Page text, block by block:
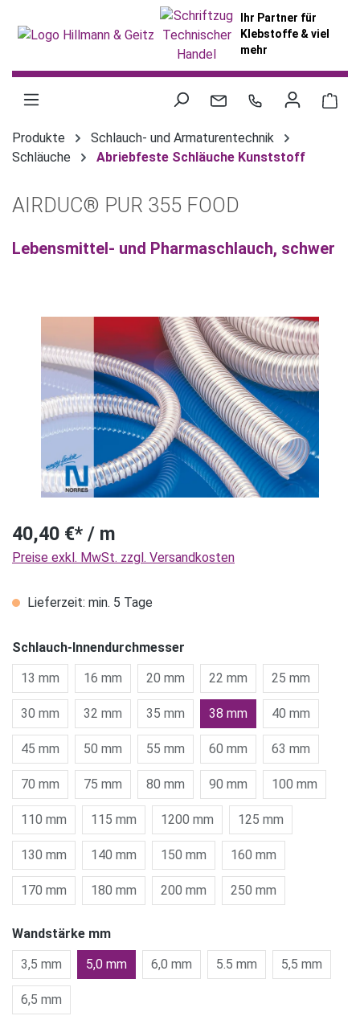
Ihr Partner für
Klebstoffe & viel
mehr
Produkte
Schlauch- und Armaturentechnik
Schläuche
Abriebfeste Schläuche Kunststoff
AIRDUC® PUR 355 FOOD
Lebensmittel- und Pharmaschlauch, schwer
Bildergalerie überspringen
40,40 €* / m
Preise exkl. MwSt. zzgl. Versandkosten
Lieferzeit: min. 5 Tage
Schlauch-Innendurchmesser
13 mm
16 mm 20 mm 22 mm 25 mm
30 mm 32 mm 35 mm 38 mm 40 mm
45 mm 50 mm 55 mm 60 mm 63 mm
70 mm 75 mm 80 mm 90 mm 100 mm
110 mm 115 mm 1200 mm 125 mm
130 mm 140 mm 150 mm 160 mm
170 mm 180 mm 200 mm 250 mm
Wandstärke mm
3,5 mm
5,0 mm 6,0 mm 5.5 mm 5,5 mm
6,5 mm